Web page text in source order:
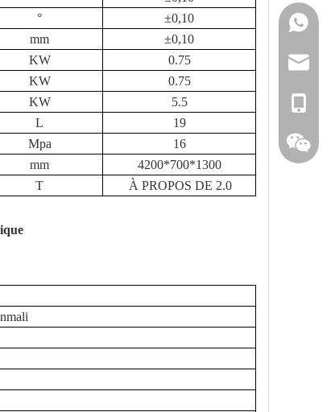
°
±0,10
mm
±0,10
KW
0.75
KW
0.75
KW
5.5
L
19
Mpa
16
mm
4200*700*1300
T À PROPOS DE 2.0
+86
0086